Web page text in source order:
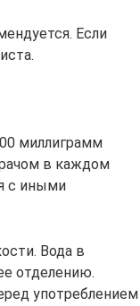
Если
миллиграмм
в каждом
с иными
Вода в
отделению.
употреблением